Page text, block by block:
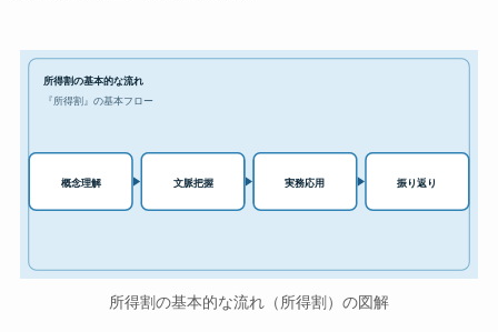
所得割の基本的な流れ
『所得割』の基本フロー
概念理解 文脈把握 実務応用 振り返り
所得割の基本的な流れ（所得割）の図解